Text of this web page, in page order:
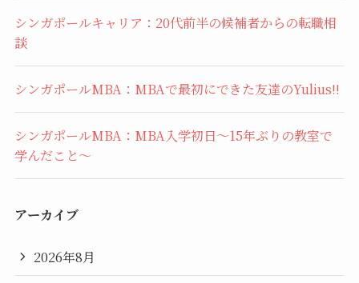
シンガポールキャリア：20代前半の候補者からの転職相
談
シンガポールMBA：MBAで最初にできた友達のYulius!!
シンガポールMBA：MBA入学初日〜15年ぶりの教室で
学んだこと〜
アーカイブ
2026年8月